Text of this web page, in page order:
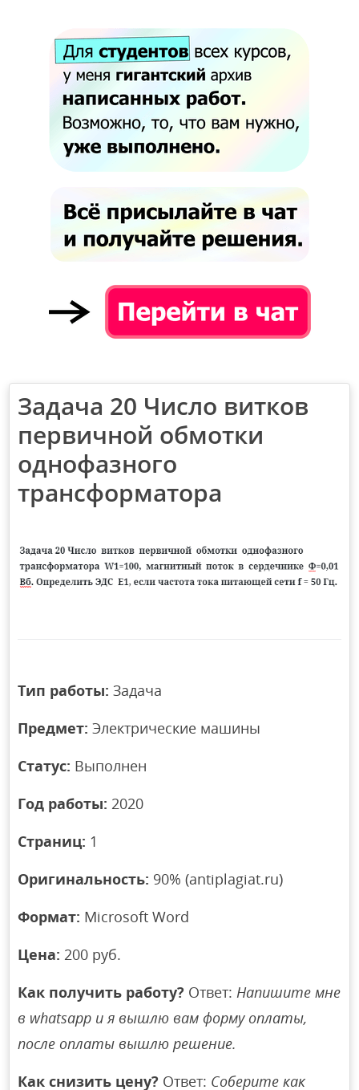
Задача 20 Число витков
первичной обмотки
однофазного
трансформатора
Тип работы: Задача
Предмет:Электрические машины
Статус: Выполнен
Год работы: 2020
Страниц: 1
Оригинальность: 90% (antiplagiat.ru)
Формат: Microsoft Word
Цена: 200 руб.
Как получить работу? Ответ: Напишите мне
в whatsapp и я вышлю вам форму оплаты,
после оплаты вышлю решение.
Как снизить цену? Ответ: Соберите как